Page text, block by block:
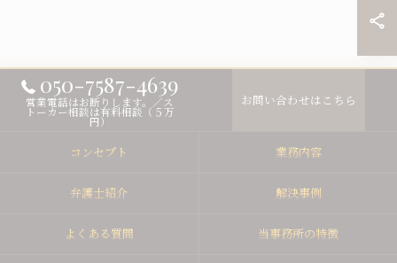
050-7587-4639
営業電話はお断りします。／ス
トーカー相談は有料相談（５万
円）
お問い合わせはこちら
コンセプト 業務内容
弁護士紹介 解決事例
よくある質問 当事務所の特徴